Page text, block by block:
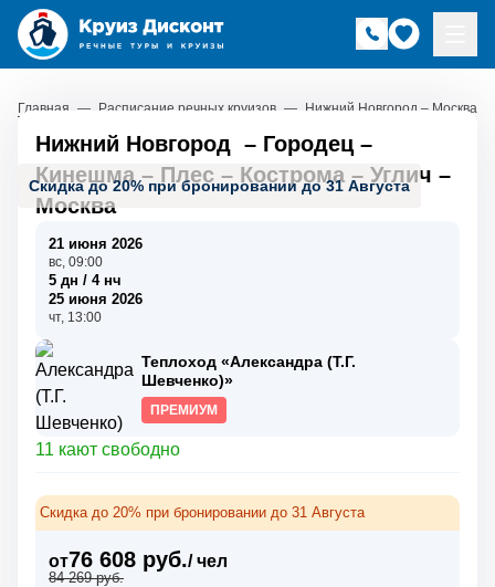
Главная — Расписание речных круизов — Нижний Новгород – Москва
Скидка до 20% при бронировании до 31 Августа
Нижний Новгород – Городец–
Кинешма– Плес – Кострома – Углич –
Москва
21 июня 2026
вс, 09:00
5 дн / 4 нч
25 июня 2026
чт, 13:00
Теплоход «Александра (Т.Г.
Шевченко)»
ПРЕМИУМ
11 кают свободно
Скидка до 20% при бронировании до 31 Августа
от76 608 руб./ чел
84 269 руб.